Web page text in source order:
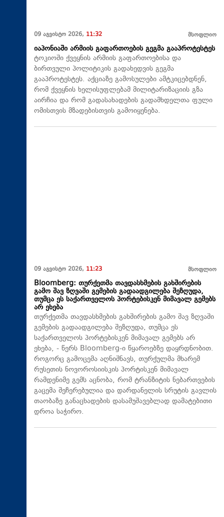
09 აგვისტო 2026, 11:32 მსოფლიო
იაპონიაში არმიის გაფართოების გეგმა გააპროტესტეს
ტოკიოში ქვეყნის არმიის გაფართოებისა და
ბირთვული პოლიტიკის გადახედვის გეგმა
გააპროტესტეს. აქციაზე გამოსულები ამტკიცებდნენ,
რომ ქვეყნის ხელისუფლებამ მილიტარიზაციის გზა
აირჩია და რომ გადასახადების გადამხდელთა ფული
ომისთვის მზადებისთვის გამოიყენება.
09 აგვისტო 2026, 11:23 მსოფლიო
Bloomberg: თურქეთმა თავდასხმების გახშირების
გამო შავ ზღვაში გემების გადაადგილება შეზღუდა,
თუმცა ეს საქართველოს პორტებისკენ მიმავალ გემებს
არ ეხება
თურქეთმა თავდასხმების გახშირების გამო შავ ზღვაში
გემების გადაადგილება შეზღუდა, თუმცა ეს
საქართველოს პორტებისკენ მიმავალ გემებს არ
ეხება, - წერს Bloomberg-ი წყაროებზე დაყრდნობით.
როგორც გამოცემა აღნიშნავს, თურქულმა მხარემ
რუსეთის ნოვოროსიისკის პორტისკენ მიმავალ
რამდენიმე გემს აცნობა, რომ ტრანზიტის ნებართვების
გაცემა შეჩერებულია და დარდანელის სრუტის გავლის
თაობაზე განაცხადების დასამუშავებლად დამატებითი
დროა საჭირო.